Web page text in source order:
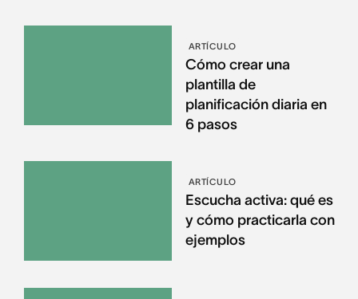
ARTÍCULO
Cómo crear una
plantilla de
planificación diaria en
6 pasos
ARTÍCULO
Escucha activa: qué es
y cómo practicarla con
ejemplos